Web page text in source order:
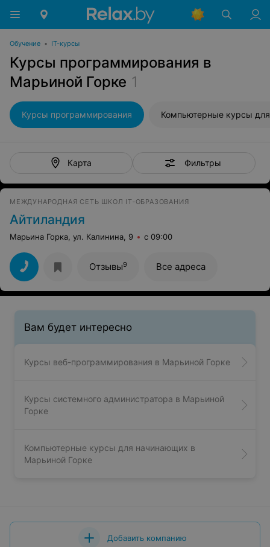
Обучение • IT-курсы
Курсы программирования в
Марьиной Горке 1
Курсы программирования Компьютерные курсы для
Карта Фильтры
МЕЖДУНАРОДНАЯ СЕТЬ ШКОЛ IT‑ОБРАЗОВАНИЯ
Айтиландия
Марьина Горка, ул. Калинина, 9 с 09:00
Отзывы9 Все адреса
Вам будет интересно
Курсы веб-программирования в Марьиной Горке
Курсы системного администратора в Марьиной
Горке
Компьютерные курсы для начинающих в
Марьиной Горке
Добавить компанию